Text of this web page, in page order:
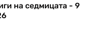
на седмицата - 9